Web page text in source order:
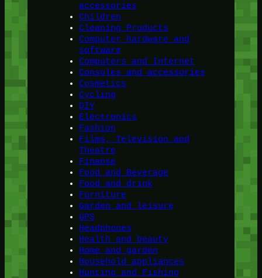
accessories
Children
Cleaning Products
Computer hardware and
software
Computers and Internet
Consoles and accessories
Cosmetics
Cycling
DIY
Electronics
Fashion
Films, Television and
Theatre
Finanse
Food and Beverage
Food and drink
Furniture
Garden and leisure
GPS
Headphones
Health and beauty
Home and garden
Household appliances
Hunting and Fishing